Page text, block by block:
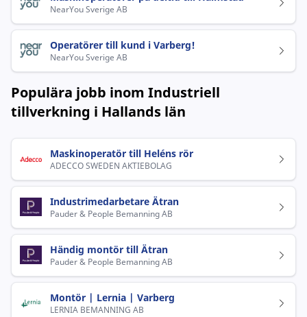
NearYou Sverige AB
Operatörer till kund i Varberg!
NearYou Sverige AB
Populära jobb inom Industriell
tillverkning i Hallands län
Maskinoperatör till Heléns rör
ADECCO SWEDEN AKTIEBOLAG
Industrimedarbetare Ätran
Pauder & People Bemanning AB
Händig montör till Ätran
Pauder & People Bemanning AB
Montör | Lernia | Varberg
LERNIA BEMANNING AB